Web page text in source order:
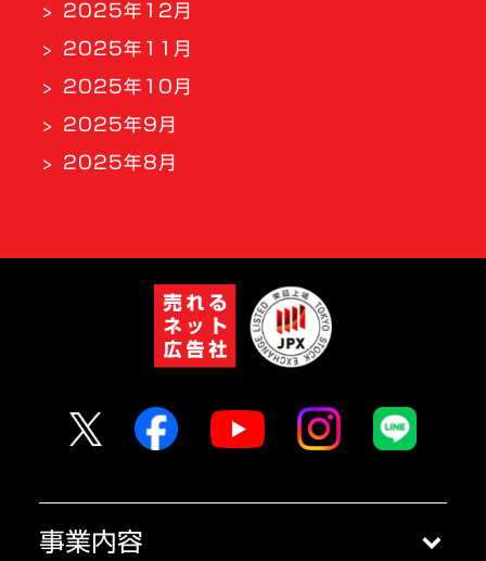
2025年12月
2025年11月
2025年10月
2025年9月
2025年8月
事業内容